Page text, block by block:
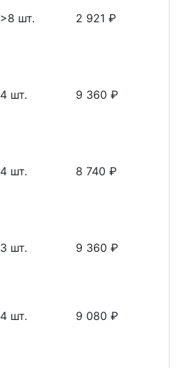
>8 шт. 2 921 ₽
4 шт. 9 360 ₽
4 шт. 8 740 ₽
3 шт. 9 360 ₽
4 шт. 9 080 ₽